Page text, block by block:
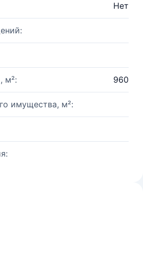
Нет
м²: 960
имущества, м²: